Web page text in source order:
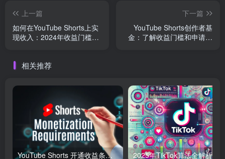
上一篇
如何在YouTube Shorts上实
现收入：2024年收益门槛解
下一篇
YouTube Shorts创作者基
金：了解收益门槛和申请流
相关推荐
YouTube Shorts 开通收益条件及变现指南（2025 年最新）